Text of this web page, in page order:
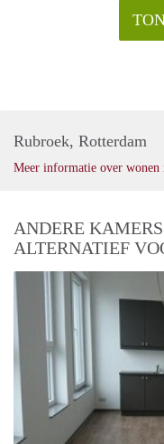
Rubroek, Rotterdam
Meer informatie over wonen
ANDERE
ALTERNATIEF